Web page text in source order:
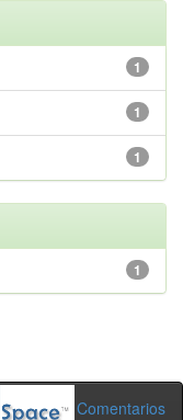
1
1
1
1
Comentarios